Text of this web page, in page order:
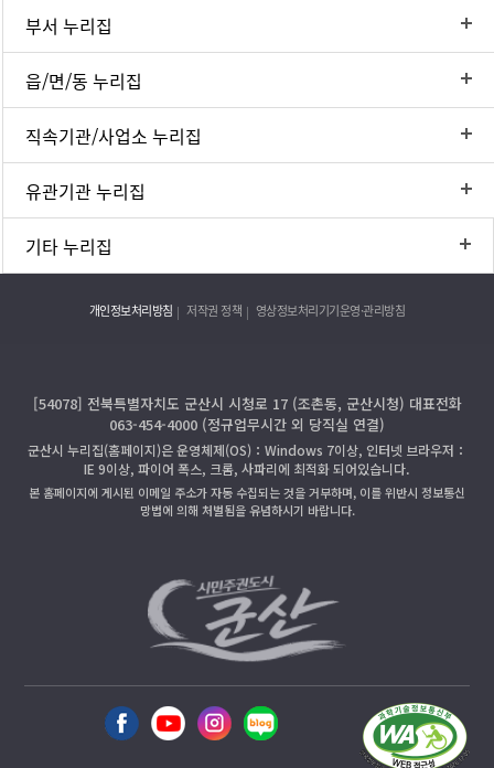
부서 누리집
읍/면/동 누리집
직속기관/사업소 누리집
유관기관 누리집
기타 누리집
개인정보처리방침 저작권 정책 영상정보처리기기운영·관리방침
[54078] 전북특별자치도 군산시 시청로 17 (조촌동, 군산시청) 대표전화
063-454-4000 (정규업무시간 외 당직실 연결)
군산시 누리집(홈페이지)은 운영체제(OS)：Windows 7이상, 인터넷 브라우저：
IE 9이상, 파이어 폭스, 크롬, 사파리에 최적화 되어있습니다.
본 홈페이지에 게시된 이메일 주소가 자동 수집되는 것을 거부하며, 이를 위반시 정보통신
망법에 의해 처벌됨을 유념하시기 바랍니다.